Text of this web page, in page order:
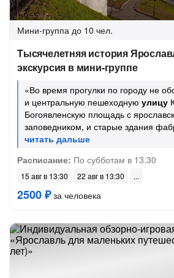
Мини-группа до 10 чел.
Тысячелетняя история
экскурсия в мини-группе
«Во время прогулки по городу не
и центральную пешеходную улицу
Богоявленскую площадь с
заповедником, и старые здания
Расписание: По субботам в 13.30
15 авг в 13:30 22 авг в 13:30
2500 ₽за человека